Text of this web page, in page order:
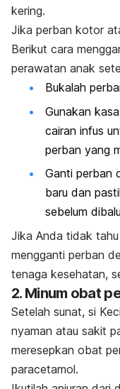
kering.
Jika perban kotor
Berikut cara
perawatan anak
Bukalah
Gunakan
cairan infus
perban yang
Ganti perban
baru dan
sebelum
Jika Anda tidak tahu
mengganti perban
tenaga kesehatan,
2. Minum obat
Setelah sunat, si
nyaman atau sakit
meresepkan obat
paracetamol.